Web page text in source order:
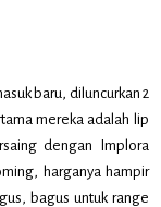
baru, diluncurkan 2
mereka adalah lip
dengan Implora
harganya hampir
bagus untuk range